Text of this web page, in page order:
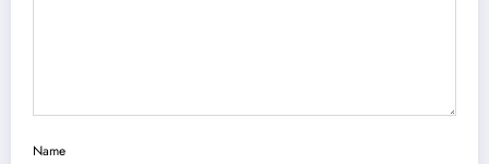
Name